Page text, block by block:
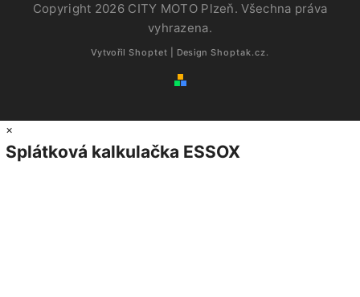
Copyright 2026 CITY MOTO Plzeň. Všechna práva
vyhrazena.
Vytvořil Shoptet | Design Shoptak.cz.
×
Splátková kalkulačka ESSOX